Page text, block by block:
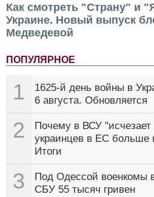
Как смотреть "Страну" и
Украине. Новый выпуск
Медведевой
ПОПУЛЯРНОЕ
1
1625-й день войны в
6 августа. Обновляется
2
Почему в ВСУ
украинцев в ЕС больше
Итоги
3
Под Одессой военкомы
СБУ 55 тысяч гривен